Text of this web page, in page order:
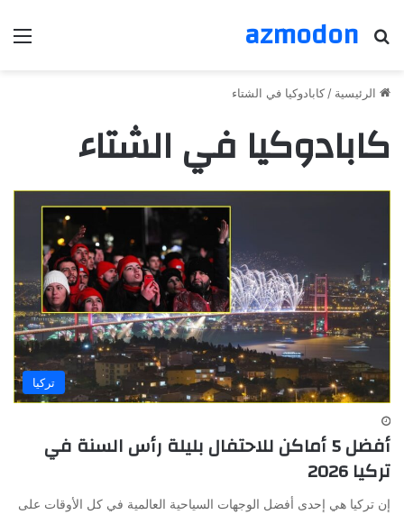
azmodon
بحث عن
الرئيسية / كابادوكيا في الشتاء
كابادوكيا في الشتاء
تركيا
أفضل 5 أماكن للاحتفال بليلة رأس السنة في
تركيا 2026
إن تركيا هي إحدى أفضل الوجهات السياحية العالمية في كل الأوقات على